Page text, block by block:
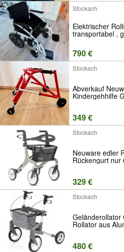
Stockach
Elektrischer
transportabel ,
790 €
Stockach
Abverkauf
Kindergehhilfe
349 €
Stockach
Neuware edler
Rückengurt nur
329 €
Stockach
Geländerollator
Rollator aus
480 €